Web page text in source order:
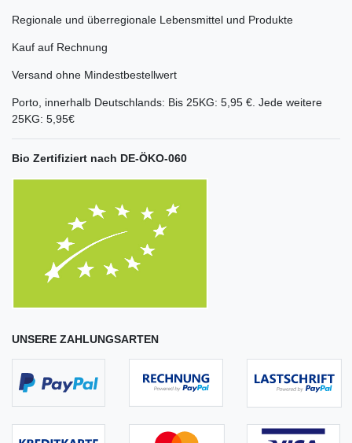
Regionale und überregionale Lebensmittel und Produkte
Kauf auf Rechnung
Versand ohne Mindestbestellwert
Porto, innerhalb Deutschlands: Bis 25KG: 5,95 €. Jede weitere
25KG: 5,95€
Bio Zertifiziert nach DE-ÖKO-060
UNSERE ZAHLUNGSARTEN